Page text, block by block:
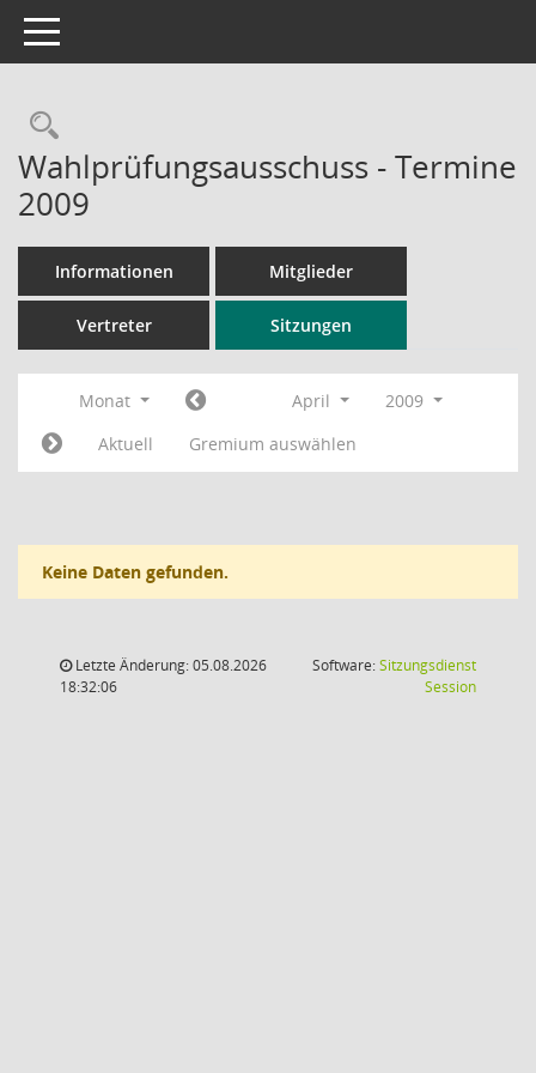
Toggle navigation
Rechercheauswahl
Wahlprüfungsausschuss - Termine
2009
Informationen Mitglieder
Vertreter Sitzungen
Monat April
2009
Aktuell
Gremium auswählen
Keine Daten gefunden.
Letzte Änderung: 05.08.2026
18:32:06
Software:Sitzungsdienst
Session(Wird in